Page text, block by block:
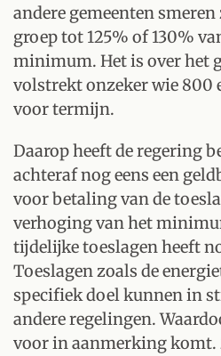
andere gemeenten
groep tot 125% of 130%
minimum. Het is over het
volstrekt onzeker wie 800
voor termijn.
Daarop heeft de regering
achteraf nog eens een
voor betaling van de
verhoging van het
tijdelijke toeslagen heeft
Toeslagen zoals de
specifiek doel kunnen in
andere regelingen.
voor in aanmerking komt.